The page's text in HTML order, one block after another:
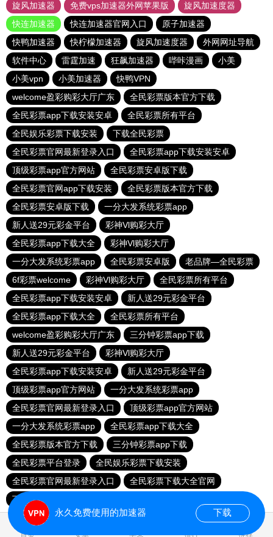
旋风加速器
免费vps加速器外网苹果版
旋风加速度器
快连加速器
快连加速器官网入口
原子加速器
快鸭加速器
快柠檬加速器 旋风加速度器
外网网址导航
软件中心
雷霆加速 狂飙加速器 哔咔漫画
小美
小美vpn
小美加速器
快鸭VPN
welcome盈彩购彩大厅广东
全民彩票版本官方下载
全民彩票app下载安装安卓
全民彩票所有平台
全民娱乐彩票下载安装
下载全民彩票
全民彩票官网最新登录入口
全民彩票app下载安装安卓
顶级彩票app官方网站
全民彩票安卓版下载
全民彩票官网app下载安装
全民彩票版本官方下载
全民彩票安卓版下载
一分大发系统彩票app
新人送29元彩金平台
彩神Vl购彩大厅
全民彩票app下载大全
彩神Vl购彩大厅
一分大发系统彩票app
全民彩票安卓版
老品牌—全民彩票
6f彩票welcome
彩神Vl购彩大厅
全民彩票所有平台
全民彩票app下载安装安卓
新人送29元彩金平台
全民彩票app下载大全
全民彩票所有平台
welcome盈彩购彩大厅广东
三分钟彩票app下载
新人送29元彩金平台
彩神Vl购彩大厅
全民彩票app下载安装安卓
新人送29元彩金平台
顶级彩票app官方网站
一分大发系统彩票app
全民彩票官网最新登录入口
顶级彩票app官方网站
一分大发系统彩票app
全民彩票app下载大全
全民彩票版本官方下载
三分钟彩票app下载
全民彩票平台登录
全民娱乐彩票下载安装
全民彩票官网最新登录入口
全民彩票下载大全官网
下载全民彩票
首页 安卓 苹果 排行 推荐
永久免费使用的加速器 下载
0.035927s